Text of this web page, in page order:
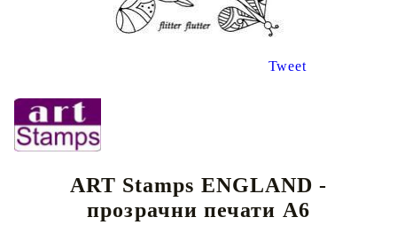
Tweet
ART Stamps ENGLAND -
прозрачни печати А6